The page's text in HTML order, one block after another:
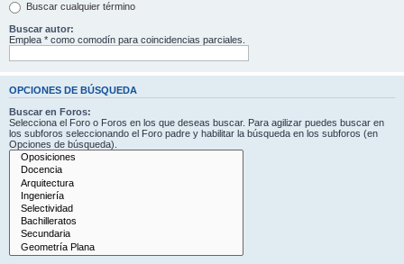
Buscar cualquier término
Buscar autor:
Emplea * como comodín para coincidencias parciales.
OPCIONES DE BÚSQUEDA
Buscar en Foros:
Selecciona el Foro o Foros en los que deseas buscar. Para agilizar puedes buscar en
los subforos seleccionando el Foro padre y habilitar la búsqueda en los subforos (en
Opciones de búsqueda).